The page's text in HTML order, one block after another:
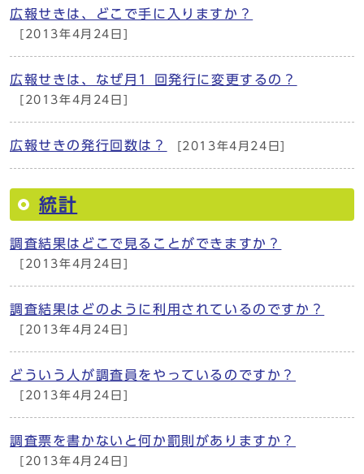
広報せきは、どこで手に入りますか？
[2013年4月24日]
広報せきは、なぜ月1 回発行に変更するの？
[2013年4月24日]
広報せきの発行回数は？ [2013年4月24日]
統計
調査結果はどこで見ることができますか？
[2013年4月24日]
調査結果はどのように利用されているのですか？
[2013年4月24日]
どういう人が調査員をやっているのですか？
[2013年4月24日]
調査票を書かないと何か罰則がありますか？
[2013年4月24日]